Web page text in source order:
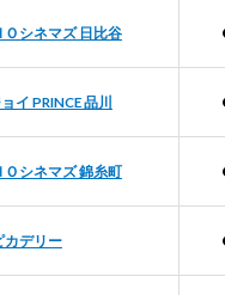
Ｏシネマズ 日比谷
イ PRINCE 品川
Ｏシネマズ 錦糸町
カデリー